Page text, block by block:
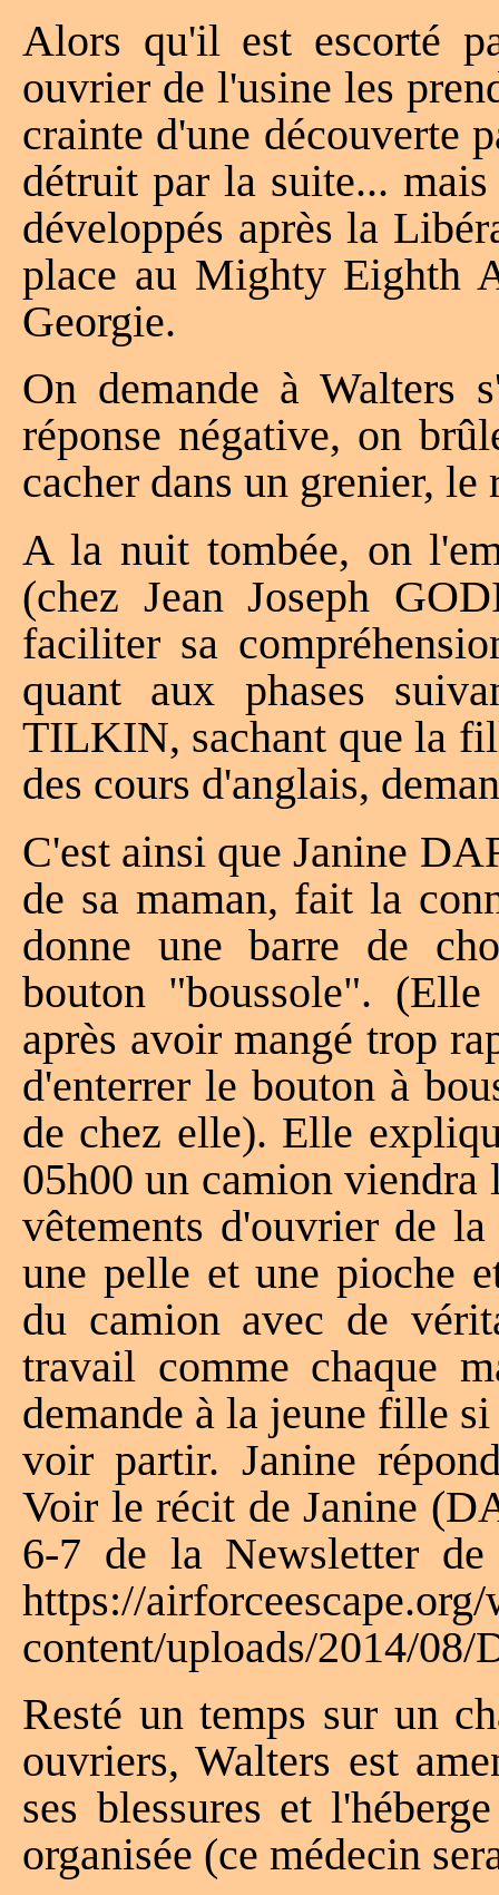
Alors qu'il est escorté
ouvrier de l'usine les
crainte d'une découverte
détruit par la suite...
développés après la
place au Mighty Eighth
Georgie.
On demande à Walters
réponse négative, on
cacher dans un grenier, le
A la nuit tombée, on
(chez Jean Joseph
faciliter sa
quant aux phases
TILKIN, sachant que la
des cours d'anglais,
C'est ainsi que Janine
de sa maman, fait la
donne une barre de
bouton "boussole".
après avoir mangé trop
d'enterrer le bouton à
de chez elle). Elle
05h00 un camion viendra
vêtements d'ouvrier de
une pelle et une pioche
du camion avec de
travail comme chaque
demande à la jeune fille
voir partir. Janine
Voir le récit de Janine
6-7 de la Newsletter
https://
content/uploads/2014/08/
Resté un temps sur un
ouvriers, Walters est
ses blessures et
organisée (ce médecin